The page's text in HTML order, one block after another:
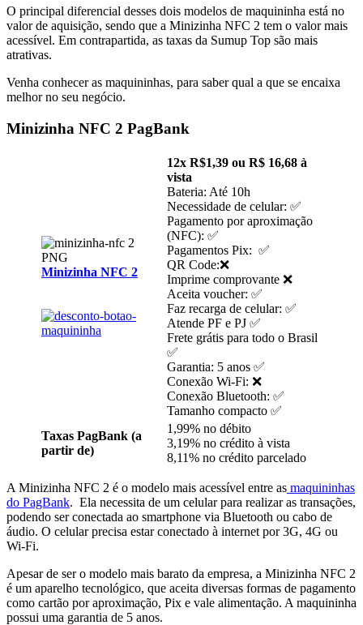
O principal diferencial desses dois modelos de maquininha está no
valor de aquisição, sendo que a Minizinha NFC 2 tem o valor mais
acessível. Em contrapartida, as taxas da Sumup Top são mais
atrativas.
Venha conhecer as maquininhas, para saber qual a que se encaixa
melhor no seu negócio.
Minizinha NFC 2 PagBank
Minizinha NFC 2
12x R$1,39 ou R$ 16,68 à
vista
Bateria: Até 10h
Necessidade de celular: ✅
Pagamento por aproximação
(NFC): ✅
Pagamentos Pix: ✅
QR Code:❌
Imprime comprovante ❌
Aceita voucher: ✅
Faz recarga de celular: ✅
Atende PF e PJ ✅
Frete grátis para todo o Brasil
✅
Garantia: 5 anos ✅
Conexão Wi-Fi: ❌
Conexão Bluetooth: ✅
Tamanho compacto ✅
Taxas PagBank (a
partir de)
1,99% no débito
3,19% no crédito à vista
8,11% no crédito parcelado
A Minizinha NFC 2 é o modelo mais acessível entre as maquininhas
do PagBank. Ela necessita de um celular para realizar as transações,
podendo ser conectada ao smartphone via Bluetooth ou cabo de
áudio. O celular precisa estar conectado à internet por 3G, 4G ou
Wi-Fi.
Apesar de ser o modelo mais barato da empresa, a Minizinha NFC 2
é um aparelho tecnológico, que aceita diversas formas de pagamento
como cartão por aproximação, Pix e vale alimentação. A maquininha
possui uma garantia de 5 anos.